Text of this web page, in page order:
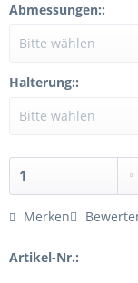
Abmessungen::
Halterung::
Merken
Artikel-Nr.: